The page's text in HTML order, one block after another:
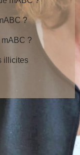
?
?
illicites